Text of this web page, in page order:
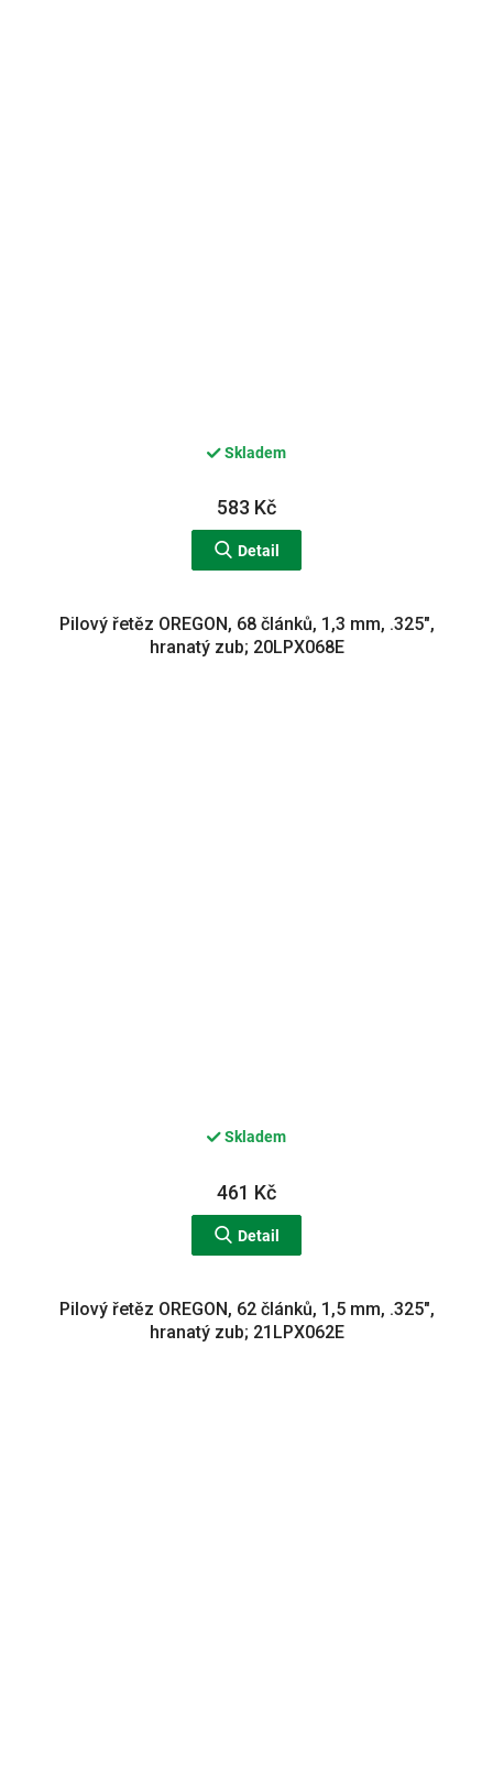
Skladem
583 Kč
Detail
Pilový řetěz OREGON, 68 článků, 1,3 mm, .325",
hranatý zub; 20LPX068E
Skladem
461 Kč
Detail
Pilový řetěz OREGON, 62 článků, 1,5 mm, .325",
hranatý zub; 21LPX062E